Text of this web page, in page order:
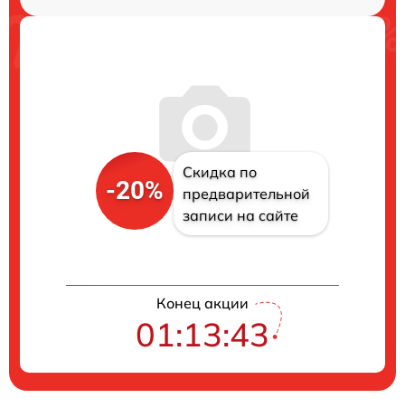
-20%
Скидка по
предварительной
записи на сайте
Конец акции
01:13:41